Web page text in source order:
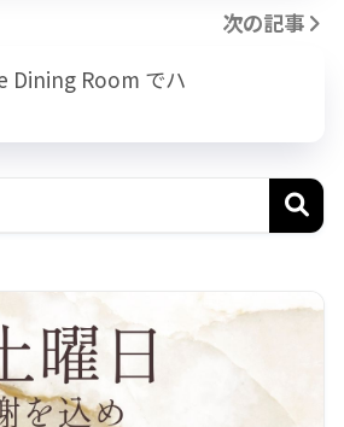
次の記事
Dining Room でハ